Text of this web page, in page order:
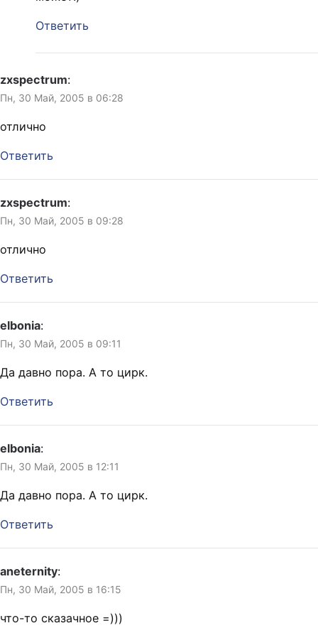
Ответить
zxspectrum:
Пн, 30 Май, 2005 в 06:28
отлично
Ответить
zxspectrum:
Пн, 30 Май, 2005 в 09:28
отлично
Ответить
elbonia:
Пн, 30 Май, 2005 в 09:11
Да давно пора. А то цирк.
Ответить
elbonia:
Пн, 30 Май, 2005 в 12:11
Да давно пора. А то цирк.
Ответить
aneternity:
Пн, 30 Май, 2005 в 16:15
что-то сказачное =)))